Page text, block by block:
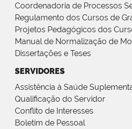
Coordenadoria de Processos
Regulamento dos Cursos de
Projetos Pedagógicos dos
Manual de Normalização de
Dissertações e Teses
SERVIDORES
Assistência à Saúde
Qualificação do Servidor
Conflito de Interesses
Boletim de Pessoal